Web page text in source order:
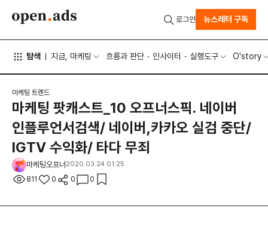
탐색 지금, 마케팅 흐름과 판단 인사이터 실행도구 O'story
로그인 뉴스레터 구독
마케팅 트렌드
마케팅 팟캐스트_10 오프너스픽. 네이버
인플루언서검색/ 네이버,카카오 실검 중단/
IGTV 수익화/ 타다 무죄
마케팅오프너 2020.03.24 01:25
811 0 0 0